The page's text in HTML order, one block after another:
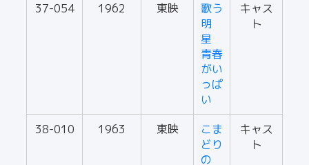
37-054 1962 東映
歌う
明
星
青春
がい
っぱ
い
キャス
ト
38-010 1963 東映
こま
どり
の
キャス
ト